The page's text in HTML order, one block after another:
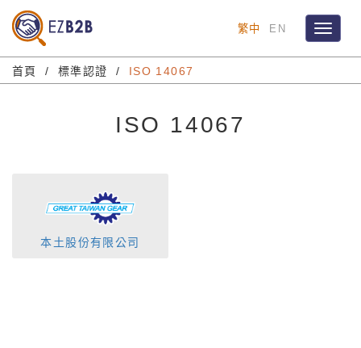
Toggle
繁中 EN
首頁 標準認證 ISO 14067
ISO 14067
本土股份有限公司